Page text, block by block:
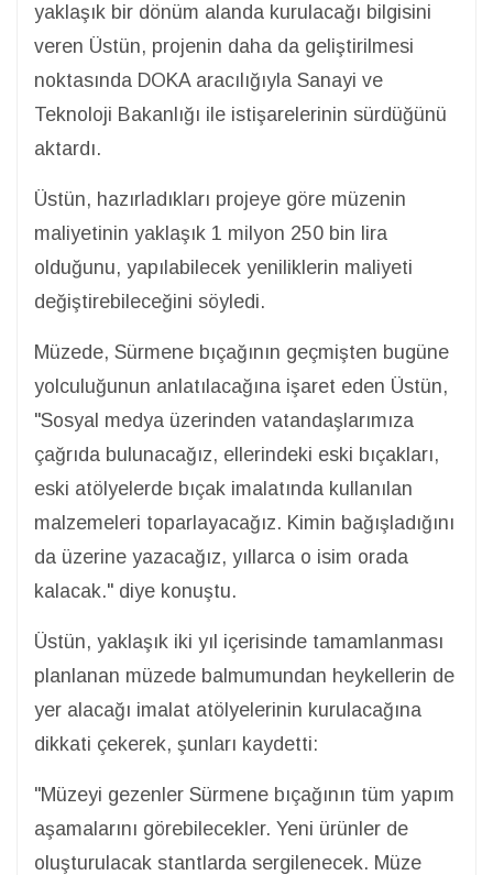
yaklaşık bir dönüm alanda kurulacağı bilgisini
veren Üstün, projenin daha da geliştirilmesi
noktasında DOKA aracılığıyla Sanayi ve
Teknoloji Bakanlığı ile istişarelerinin sürdüğünü
aktardı.
Üstün, hazırladıkları projeye göre müzenin
maliyetinin yaklaşık 1 milyon 250 bin lira
olduğunu, yapılabilecek yeniliklerin maliyeti
değiştirebileceğini söyledi.
Müzede, Sürmene bıçağının geçmişten bugüne
yolculuğunun anlatılacağına işaret eden Üstün,
"Sosyal medya üzerinden vatandaşlarımıza
çağrıda bulunacağız, ellerindeki eski bıçakları,
eski atölyelerde bıçak imalatında kullanılan
malzemeleri toparlayacağız. Kimin bağışladığını
da üzerine yazacağız, yıllarca o isim orada
kalacak." diye konuştu.
Üstün, yaklaşık iki yıl içerisinde tamamlanması
planlanan müzede balmumundan heykellerin de
yer alacağı imalat atölyelerinin kurulacağına
dikkati çekerek, şunları kaydetti:
"Müzeyi gezenler Sürmene bıçağının tüm yapım
aşamalarını görebilecekler. Yeni ürünler de
oluşturulacak stantlarda sergilenecek. Müze